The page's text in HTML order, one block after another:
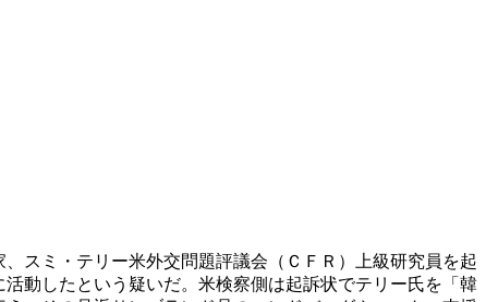
スミ・テリー米外交問題評議会（ＣＦＲ）上級研究員を起
動したという疑いだ。米検察側は起訴状でテリー氏を「韓